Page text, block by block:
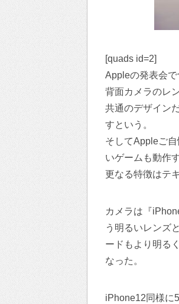
[quads id=2]
Appleの発表会で
背面カメラのレ
共通のデザイン
すという。
そしてAppleご
いゲームも動作
更なる特徴はテ
カメラは『
う明るいレンズ
ードもより明る
なった。
iPhone12同様に